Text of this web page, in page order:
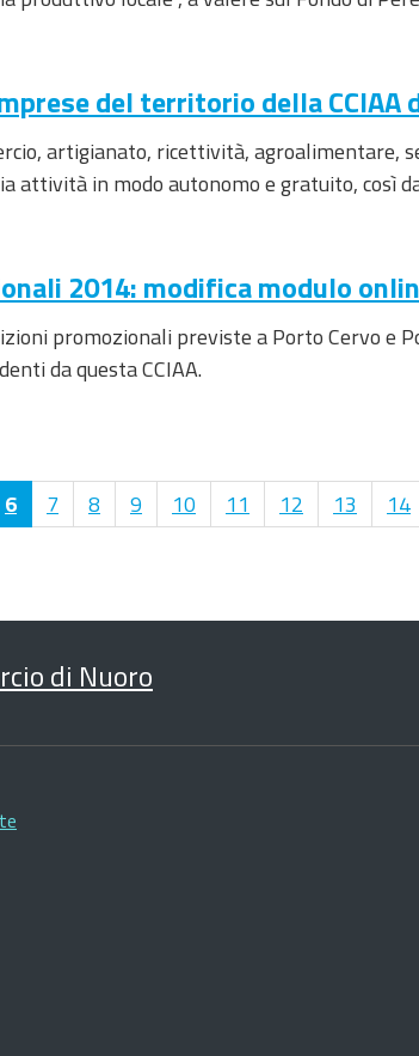
del territorio della
artigianato, ricettività, agroalimentare,
attività in modo autonomo e gratuito, così
2014: modifica modulo
promozionali previste a Porto Cervo e
da questa CCIAA.
6 7 8 9 10 11 12 13 14
di Nuoro